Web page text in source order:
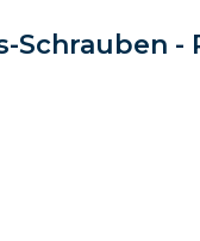
Schrauben